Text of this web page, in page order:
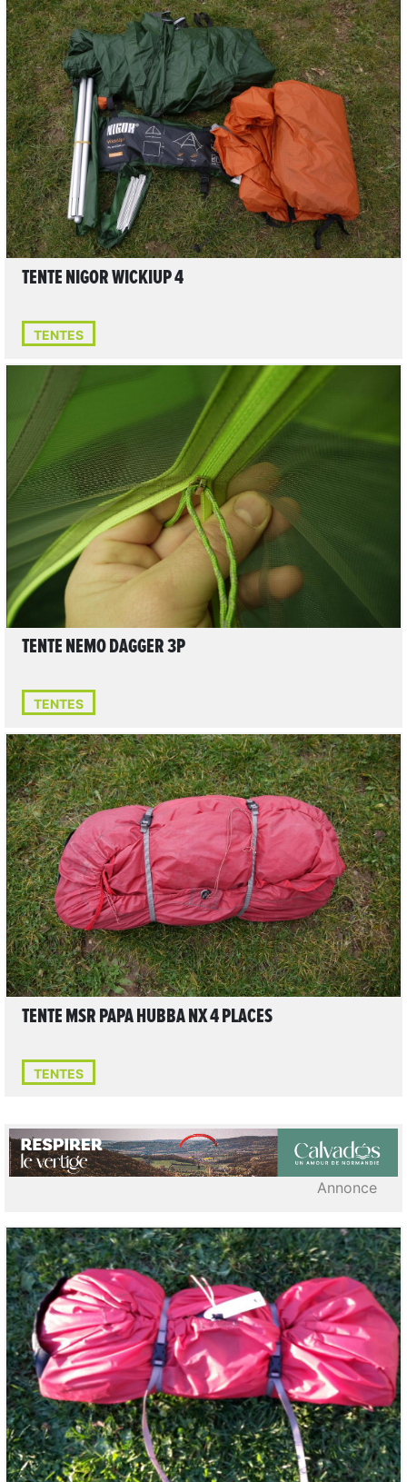
LIRE L'ARTICLE
TENTE NIGOR WICKIUP 4
TENTES
LIRE L'ARTICLE
TENTE NEMO DAGGER 3P
TENTES
3
LIRE L'ARTICLE
TENTE MSR PAPA HUBBA NX 4 PLACES
TENTES
Annonce
4
LIRE L'ARTICLE